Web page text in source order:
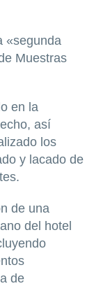
«segunda
Muestras
en la
así
los
y lacado de
de una
del hotel
de